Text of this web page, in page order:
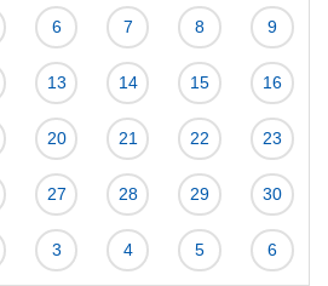
6 7 8 9
13 14 15 16
20 21 22 23
27 28 29 30
3 4 5 6